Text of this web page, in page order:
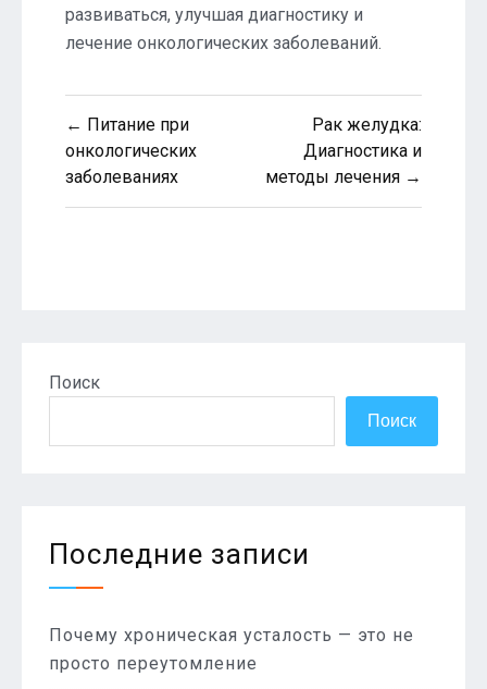
развиваться, улучшая диагностику и
лечение онкологических заболеваний.
Навигация
по
записям
← Питание при
онкологических
заболеваниях
Рак желудка:
Диагностика и
методы лечения →
Поиск
Поиск
Последние записи
Почему хроническая усталость — это не
просто переутомление